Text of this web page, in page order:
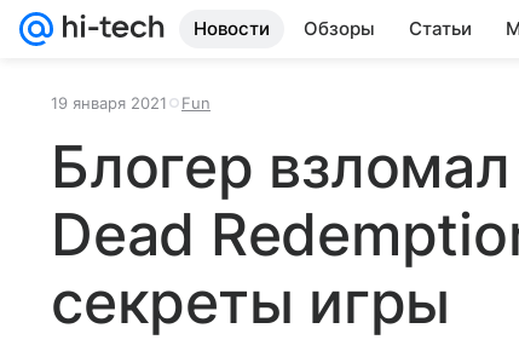
Новости Обзоры Статьи
19 января 2021 Fun
Блогер
Dead
секреты игры